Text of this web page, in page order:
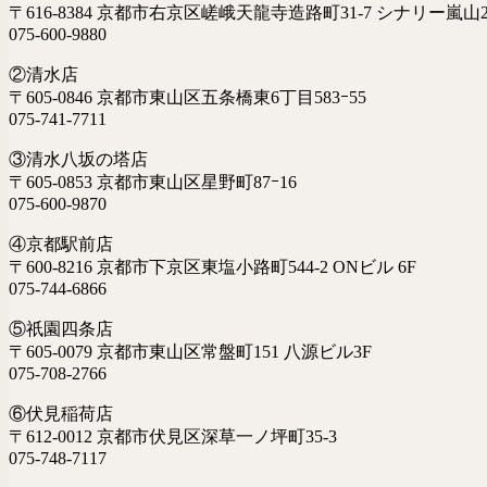
〒616-8384 京都市右京区嵯峨天龍寺造路町31-7 シナリー嵐山
075-600-9880
②清水店
〒605-0846 京都市東山区五条橋東6丁目583ｰ55
075-741-7711
③清水八坂の塔店
〒605-0853 京都市東山区星野町87ｰ16
075-600-9870
④京都駅前店
〒600-8216 京都市下京区東塩小路町544-2 ONビル 6F
075-744-6866
⑤祇園四条店
〒605-0079 京都市東山区常盤町151 八源ビル3F
075-708-2766
⑥伏見稲荷店
〒612-0012 京都市伏見区深草一ノ坪町35-3
075-748-7117